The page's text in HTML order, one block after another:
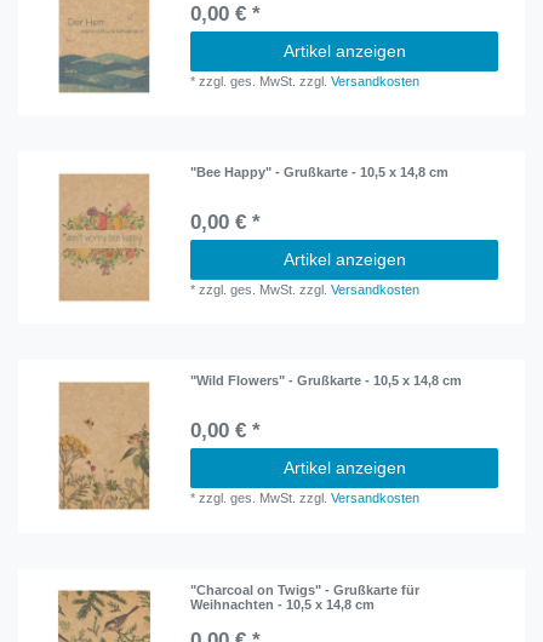
0,00 € *
Artikel anzeigen
*zzgl. ges. MwSt. zzgl.Versandkosten
"Bee Happy" - Grußkarte - 10,5 x 14,8 cm
0,00 € *
Artikel anzeigen
*zzgl. ges. MwSt. zzgl.Versandkosten
"Wild Flowers" - Grußkarte - 10,5 x 14,8 cm
0,00 € *
Artikel anzeigen
*zzgl. ges. MwSt. zzgl.Versandkosten
"Charcoal on Twigs" - Grußkarte für
Weihnachten - 10,5 x 14,8 cm